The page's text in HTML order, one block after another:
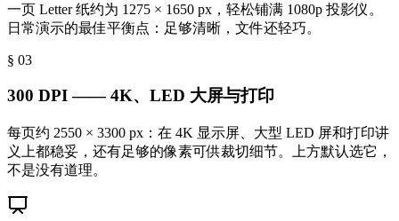
一页 Letter 纸约为 1275 × 1650 px，轻松铺满 1080p 投影仪。
日常演示的最佳平衡点：足够清晰，文件还轻巧。
§ 03
300 DPI —— 4K、LED 大屏与打印
每页约 2550 × 3300 px：在 4K 显示屏、大型 LED 屏和打印讲
义上都稳妥，还有足够的像素可供裁切细节。上方默认选它，
不是没有道理。